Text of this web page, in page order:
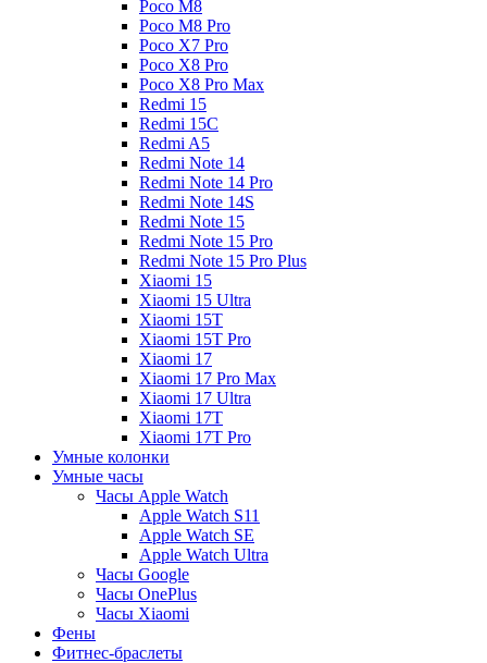
Poco M8
Poco M8 Pro
Poco X7 Pro
Poco X8 Pro
Poco X8 Pro Max
Redmi 15
Redmi 15C
Redmi A5
Redmi Note 14
Redmi Note 14 Pro
Redmi Note 14S
Redmi Note 15
Redmi Note 15 Pro
Redmi Note 15 Pro Plus
Xiaomi 15
Xiaomi 15 Ultra
Xiaomi 15T
Xiaomi 15T Pro
Xiaomi 17
Xiaomi 17 Pro Max
Xiaomi 17 Ultra
Xiaomi 17T
Xiaomi 17T Pro
Умные колонки
Умные часы
Часы Apple Watch
Apple Watch S11
Apple Watch SE
Apple Watch Ultra
Часы Google
Часы OnePlus
Часы Xiaomi
Фены
Фитнес-браслеты